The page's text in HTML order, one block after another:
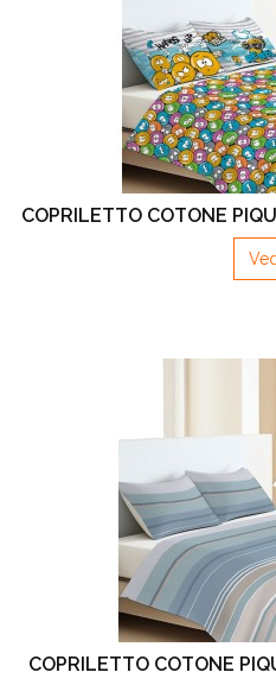
COPRILETTO COTONE
COPRILETTO COTONE